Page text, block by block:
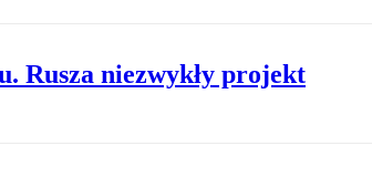
Rusza niezwykły projekt